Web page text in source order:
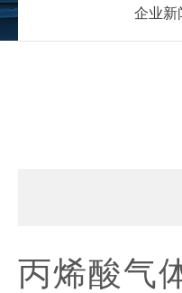
企业新
丙烯酸气